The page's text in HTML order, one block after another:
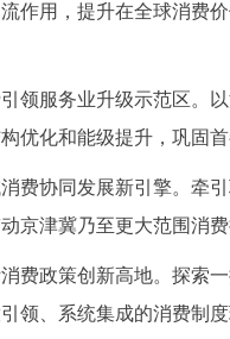
作用，提升在全球消费
务业升级示范区。以
优化和能级提升，巩固首
同发展新引擎。牵引
京津冀乃至更大范围消费
策创新高地。探索一
领、系统集成的消费制度